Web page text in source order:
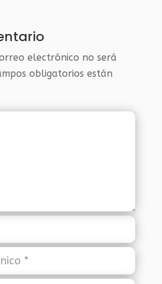
electrónico no será
obligatorios están